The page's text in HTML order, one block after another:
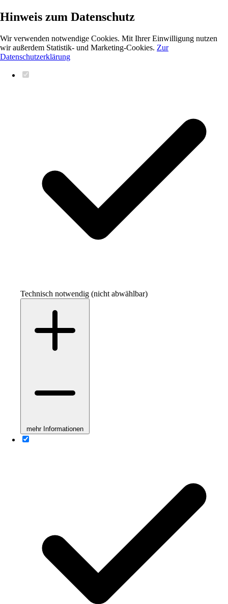
Hinweis zum Datenschutz
Wir verwenden notwendige Cookies. Mit Ihrer Einwilligung nutzen
wir außerdem Statistik- und Marketing-Cookies. Zur
Datenschutzerklärung
Technisch notwendig (nicht abwählbar)
mehr Informationen